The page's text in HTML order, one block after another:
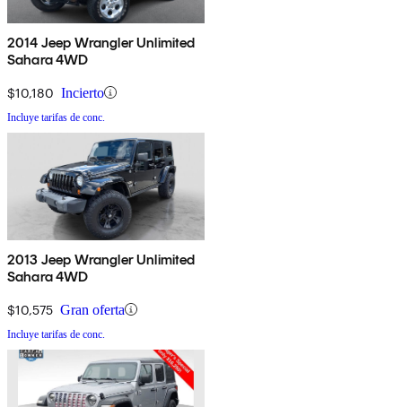
2014 Jeep Wrangler Unlimited
Sahara 4WD
$10,180 Incierto
Incluye tarifas de conc.
2013 Jeep Wrangler Unlimited
Sahara 4WD
$10,575 Gran oferta
Incluye tarifas de conc.